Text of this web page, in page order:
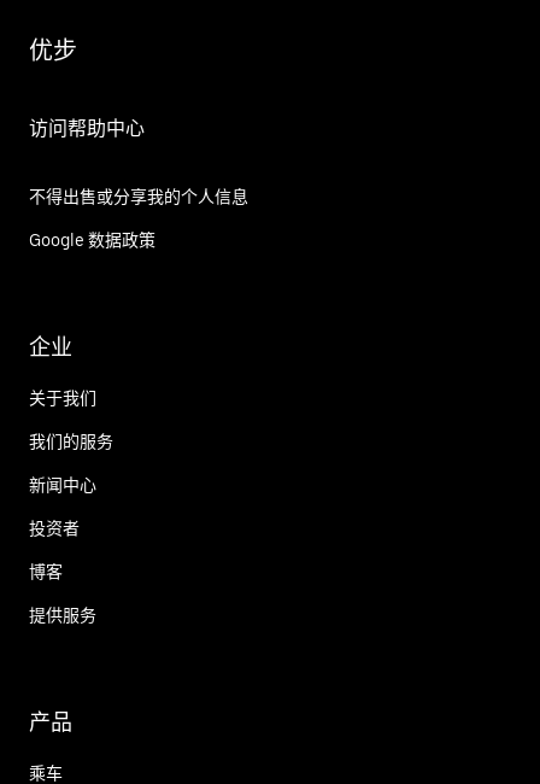
优步
访问帮助中心
不得出售或分享我的个人信息
Google 数据政策
企业
关于我们
我们的服务
新闻中心
投资者
博客
提供服务
产品
乘车